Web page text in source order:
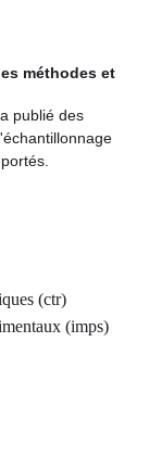
méthodes et
publié des